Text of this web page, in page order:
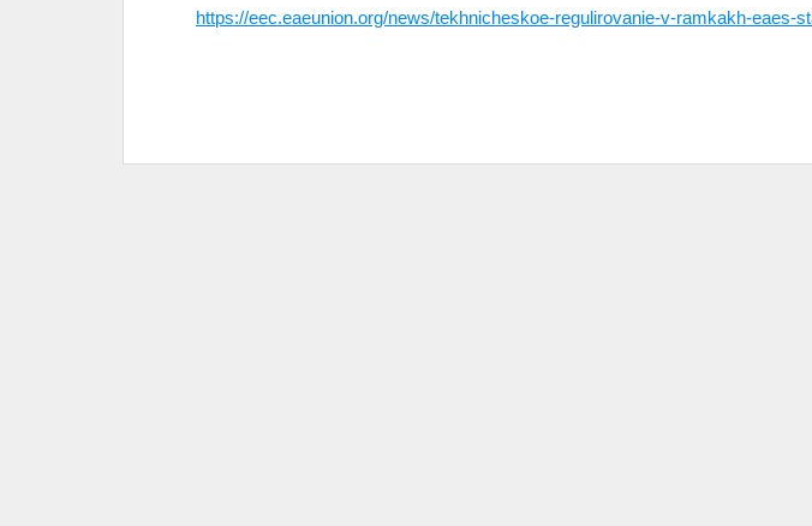
https://eec.eaeunion.org/news/tekhnicheskoe-regulirovanie-v-ramkakh-eaes-